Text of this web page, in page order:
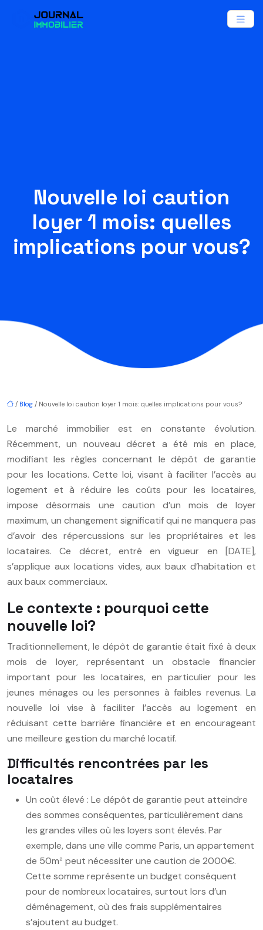
Nouvelle loi caution
loyer 1 mois: quelles
implications pour vous?
/ Blog / Nouvelle loi caution loyer 1 mois: quelles implications pour vous?
Le marché immobilier est en constante évolution.
Récemment, un nouveau décret a été mis en place,
modifiant les règles concernant le dépôt de garantie
pour les locations. Cette loi, visant à faciliter l’accès au
logement et à réduire les coûts pour les locataires,
impose désormais une caution d’un mois de loyer
maximum, un changement significatif qui ne manquera pas
d’avoir des répercussions sur les propriétaires et les
locataires. Ce décret, entré en vigueur en [DATE],
s’applique aux locations vides, aux baux d’habitation et
aux baux commerciaux.
Le contexte : pourquoi cette
nouvelle loi?
Traditionnellement, le dépôt de garantie était fixé à deux
mois de loyer, représentant un obstacle financier
important pour les locataires, en particulier pour les
jeunes ménages ou les personnes à faibles revenus. La
nouvelle loi vise à faciliter l’accès au logement en
réduisant cette barrière financière et en encourageant
une meilleure gestion du marché locatif.
Difficultés rencontrées par les
locataires
Un coût élevé : Le dépôt de garantie peut atteindre
des sommes conséquentes, particulièrement dans
les grandes villes où les loyers sont élevés. Par
exemple, dans une ville comme Paris, un appartement
de 50m² peut nécessiter une caution de 2000€.
Cette somme représente un budget conséquent
pour de nombreux locataires, surtout lors d’un
déménagement, où des frais supplémentaires
s’ajoutent au budget.